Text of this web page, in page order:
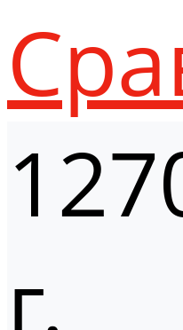
г.